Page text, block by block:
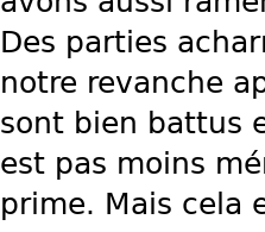
Des parties
notre revanche
sont bien battus
est pas moins
prime. Mais cela